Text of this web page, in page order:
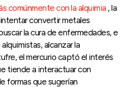
comúnmente con la alquimia , la
convertir metales
la cura de enfermedades, e
alcanzar la
el mercurio captó el interés
tiende a interactuar con
formas que sugerían